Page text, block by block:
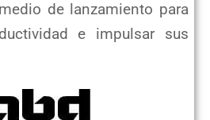
de lanzamiento para
e impulsar sus